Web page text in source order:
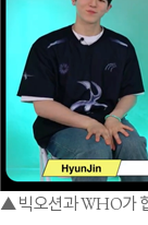
▲ 빅오션과 WHO가